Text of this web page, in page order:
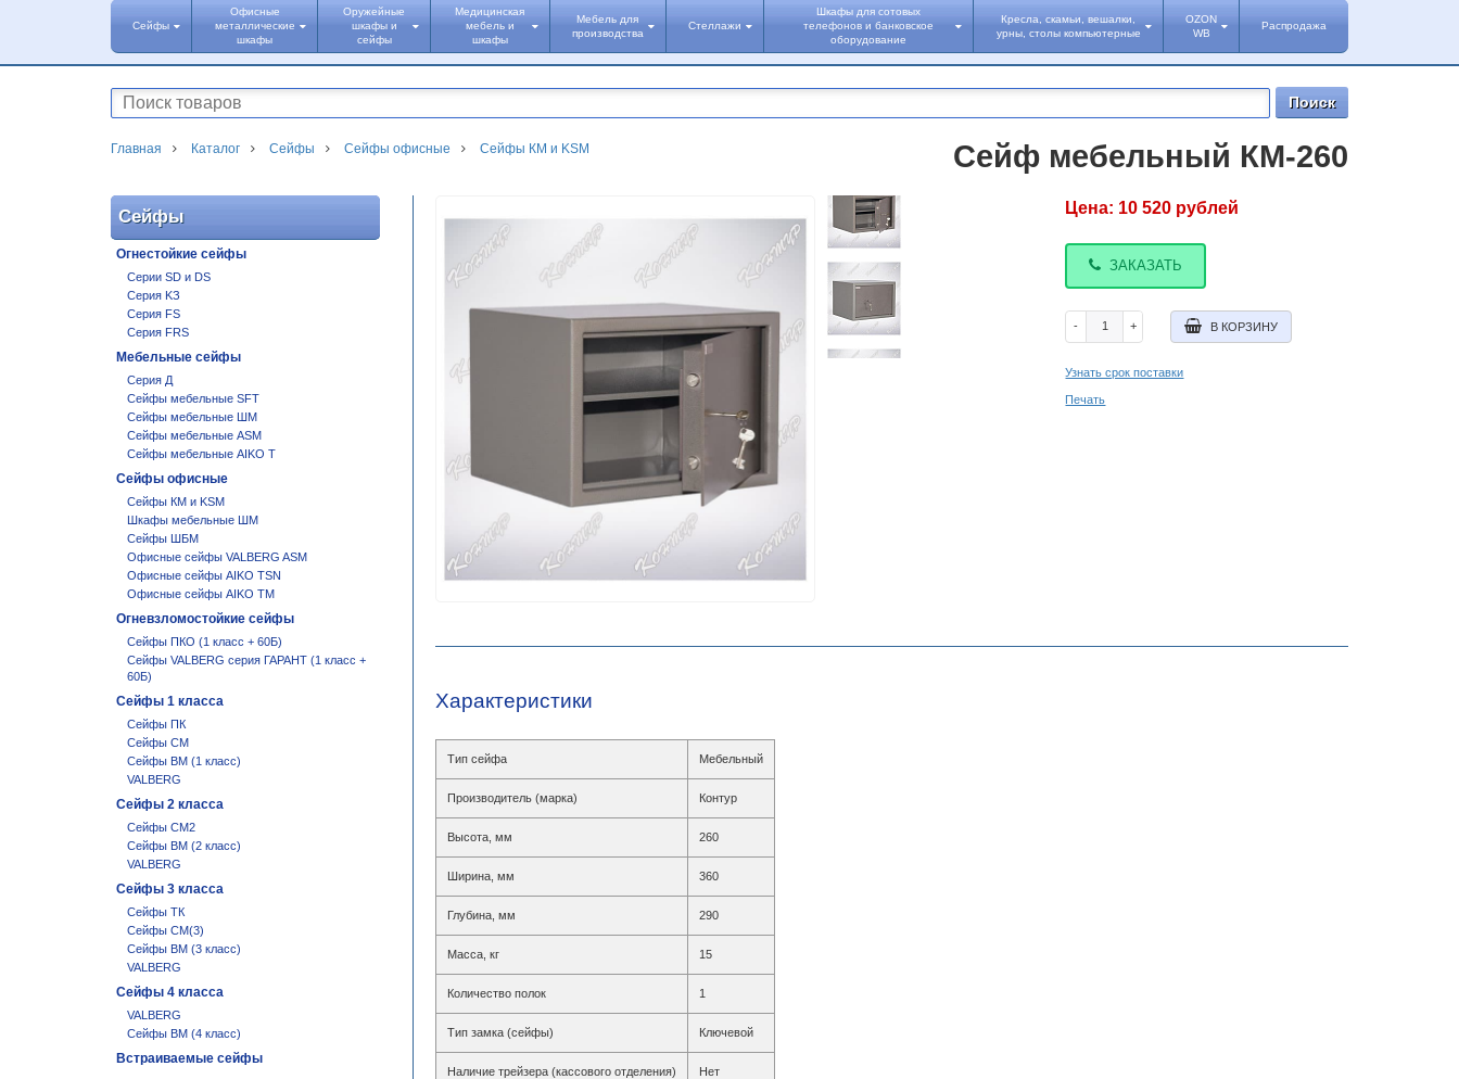
Сейфы
Офисные
металлические
шкафы
Оружейные
шкафы и
сейфы
Медицинская
мебель и
шкафы
Мебель для
производства
Стеллажи
Шкафы для сотовых
телефонов и банковское
оборудование
Кресла, скамьи, вешалки,
урны, столы компьютерные
OZON
WB
Распродажа
Главная Каталог Сейфы Сейфы офисные Сейфы КМ и KSM Сейф мебельный КМ-260
Сейфы
Огнестойкие сейфы
Cерии SD и DS
Cерия KЗ
Cерия FS
Серия FRS
Мебельные сейфы
Серия Д
Сейфы мебельные SFT
Сейфы мебельные ШМ
Сейфы мебельные ASM
Сейфы мебельные AIKO T
Сейфы офисные
Сейфы КМ и KSM
Шкафы мебельные ШМ
Сейфы ШБМ
Офисные сейфы VALBERG ASM
Офисные сейфы AIKO TSN
Офисные сейфы AIKO ТM
Огневзломостойкие сейфы
Сейфы ПКО (1 класс + 60Б)
Сейфы VALBERG серия ГАРАНТ (1 класс +
60Б)
Сейфы 1 класса
Сейфы ПК
Сейфы СМ
Сейфы BM (1 класс)
VALBERG
Сейфы 2 класса
Сейфы СМ2
Сейфы BM (2 класс)
VALBERG
Сейфы 3 класса
Сейфы ТК
Сейфы СМ(3)
Сейфы BM (3 класс)
VALBERG
Сейфы 4 класса
VALBERG
Сейфы BM (4 класс)
Встраиваемые сейфы
Цена: 10 520 рублей
ЗАКАЗАТЬ
- + В КОРЗИНУ
Узнать срок поставки
Печать
Характеристики
Тип сейфа Мебельный
Производитель (марка) Контур
Высота, мм 260
Ширина, мм 360
Глубина, мм 290
Масса, кг 15
Количество полок 1
Тип замка (сейфы) Ключевой
Наличие трейзера (кассового отделения) Нет